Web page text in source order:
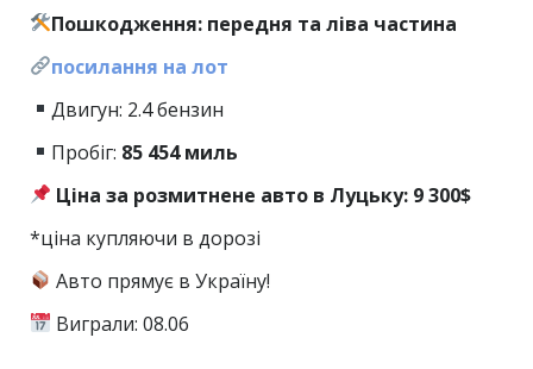
Пошкодження: передня та ліва частина
посилання на лот
Двигун: 2.4 бензин
Пробіг: 85 454 миль
Ціна за розмитнене авто в Луцьку: 9 300$
*ціна купляючи в дорозі
Авто прямує в Україну!
Виграли: 08.06